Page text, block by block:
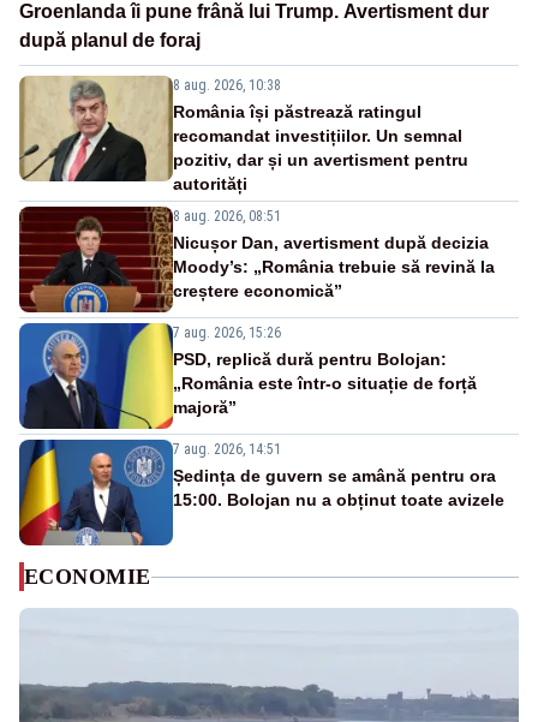
Groenlanda îi pune frână lui Trump. Avertisment dur
după planul de foraj
8 aug. 2026, 10:38
România își păstrează ratingul
recomandat investițiilor. Un semnal
pozitiv, dar și un avertisment pentru
autorități
8 aug. 2026, 08:51
Nicușor Dan, avertisment după decizia
Moody’s: „România trebuie să revină la
creștere economică”
7 aug. 2026, 15:26
PSD, replică dură pentru Bolojan:
„România este într-o situație de forță
majoră”
7 aug. 2026, 14:51
Ședința de guvern se amână pentru ora
15:00. Bolojan nu a obținut toate avizele
ECONOMIE